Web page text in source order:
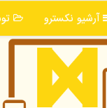
آرشیو نكسترو